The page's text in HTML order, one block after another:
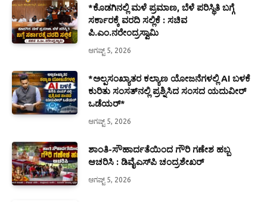
*ಕೊಡಗಿನಲ್ಲಿ ಮಳೆ ಪ್ರಮಾಣ, ಬೆಳೆ ಪರಿಸ್ಥಿತಿ ಬಗ್ಗೆ
ಸರ್ಕಾರಕ್ಕೆ ವರದಿ ಸಲ್ಲಿಕೆ : ಸಚಿವ
ಪಿ.ಎಂ.ನರೇಂದ್ರಸ್ವಾಮಿ
ಆಗಷ್ಟ್ 5, 2026
*ಅಲ್ಪಸಂಖ್ಯಾತರ ಕಲ್ಯಾಣ ಯೋಜನೆಗಳಲ್ಲಿ AI ಬಳಕೆ
ಕುರಿತು ಸಂಸತ್‌ನಲ್ಲಿ ಪ್ರಶ್ನಿಸಿದ ಸಂಸದ ಯದುವೀರ್
ಒಡೆಯರ್*
ಆಗಷ್ಟ್ 5, 2026
ಶಾಂತಿ-ಸೌಹಾರ್ದತೆಯಿಂದ ಗೌರಿ ಗಣೇಶ ಹಬ್ಬ
ಆಚರಿಸಿ : ಡಿವೈಎಸ್‍ಪಿ ಚಂದ್ರಶೇಖರ್
ಆಗಷ್ಟ್ 5, 2026